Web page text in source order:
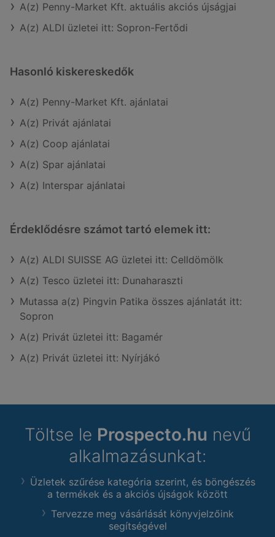
A(z) Penny-Market Kft. aktuális akciós újságjai
A(z) ALDI üzletei itt: Sopron-Fertődi
Hasonló kiskereskedők
A(z) Penny-Market Kft. ajánlatai
A(z) Privát ajánlatai
A(z) Coop ajánlatai
A(z) Spar ajánlatai
A(z) Interspar ajánlatai
Érdeklődésre számot tartó elemek itt:
A(z) ALDI SUISSE AG üzletei itt: Celldömölk
A(z) Tesco üzletei itt: Dunaharaszti
Mutassa a(z) Pingvin Patika összes ajánlatát itt:
Sopron
A(z) Privát üzletei itt: Bagamér
A(z) Privát üzletei itt: Nyírjákó
Töltse le Prospecto.hu nevű
alkalmazásunkat:
Üzletek szűrése kategória szerint, és böngészés
a termékek és a akciós újságok között
Tervezze meg vásárlását könyvjelzőink
segítségével